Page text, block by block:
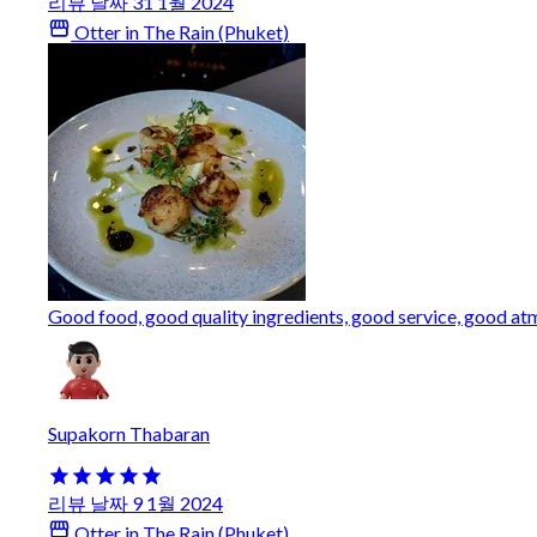
Otter in The Rain (Phuket)
Good food, good quality ingredients, good service, good
Supakorn Thabaran
리뷰 날짜 9 1월 2024
Otter in The Rain (Phuket)